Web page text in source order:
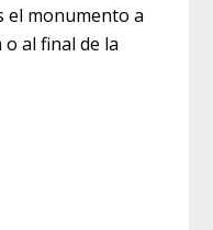
el monumento a
al final de la